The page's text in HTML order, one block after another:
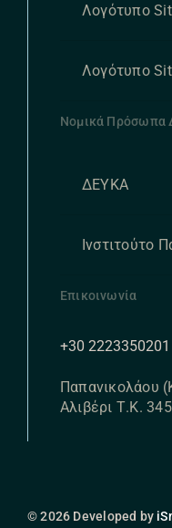
Λογότυπο
Λογότυπο
Νομικά Πρόσωπα
ΔΕΥΚΑ
Ινστιτούτο
Επικοινωνία
+30 2223350201
Παπανικολάου
Αλιβέρι Τ.Κ.
© 2026 Developed by